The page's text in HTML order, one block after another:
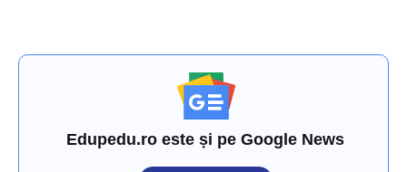
Edupedu.ro este și pe Google News